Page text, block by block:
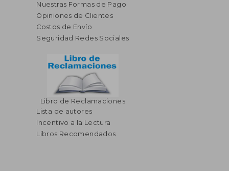
Nuestras Formas de Pago
Opiniones de Clientes
Costos de Envío
Seguridad Redes Sociales
Libro de Reclamaciones
Lista de autores
Incentivo a la Lectura
Libros Recomendados